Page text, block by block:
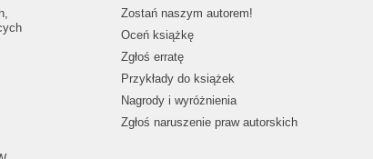
Zostań naszym autorem!
Oceń książkę
Zgłoś erratę
Przykłady do książek
Nagrody i wyróżnienia
Zgłoś naruszenie praw autorskich